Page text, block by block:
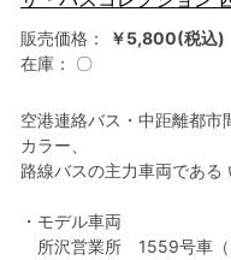
販売価格：
￥5,800(税込)
在庫：
〇
空港連絡バス・中距離都
カラー、
路線バスの主力車両である
・モデル車両
所沢営業所 1559号車（